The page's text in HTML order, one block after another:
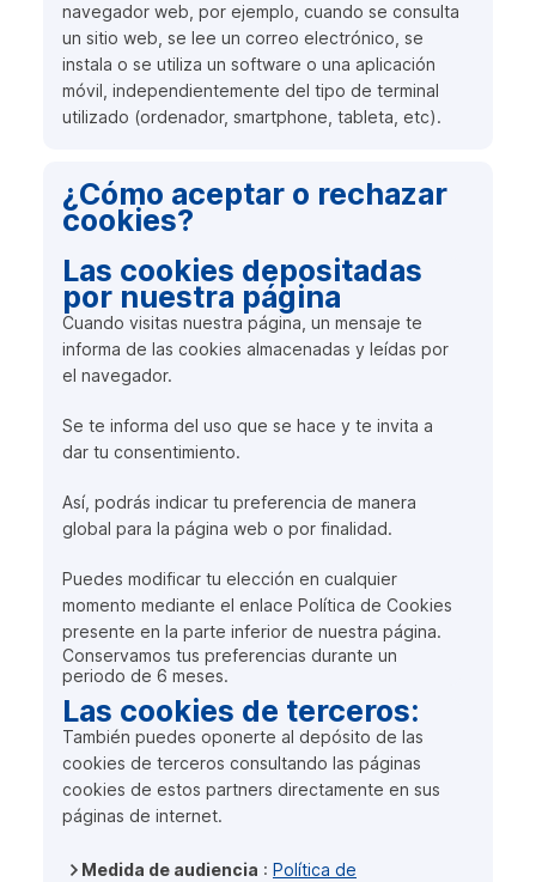
navegador web, por ejemplo, cuando se consulta
un sitio web, se lee un correo electrónico, se
instala o se utiliza un software o una aplicación
móvil, independientemente del tipo de terminal
utilizado (ordenador, smartphone, tableta, etc).
¿Cómo aceptar o rechazar
cookies?
Las cookies depositadas
por nuestra página
Cuando visitas nuestra página, un mensaje te
informa de las cookies almacenadas y leídas por
el navegador.
Se te informa del uso que se hace y te invita a
dar tu consentimiento.
Así, podrás indicar tu preferencia de manera
global para la página web o por finalidad.
Puedes modificar tu elección en cualquier
momento mediante el enlace Política de Cookies
presente en la parte inferior de nuestra página.
Conservamos tus preferencias durante un
periodo de 6 meses.
Las cookies de terceros:
También puedes oponerte al depósito de las
cookies de terceros consultando las páginas
cookies de estos partners directamente en sus
páginas de internet.
Medida de audiencia : Política de